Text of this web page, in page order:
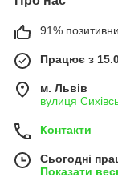
91%
Працює з
м. Львів
вулиця
Контакти
Сьогодні
Показати